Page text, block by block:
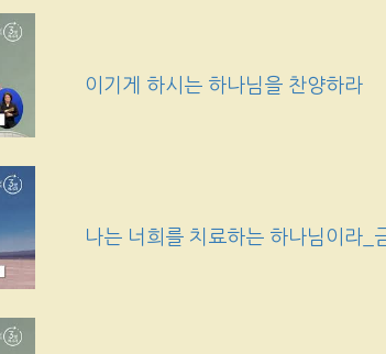
이기게 하시는 하나님을 찬양하라
나는 너희를 치료하는 하나님이라_